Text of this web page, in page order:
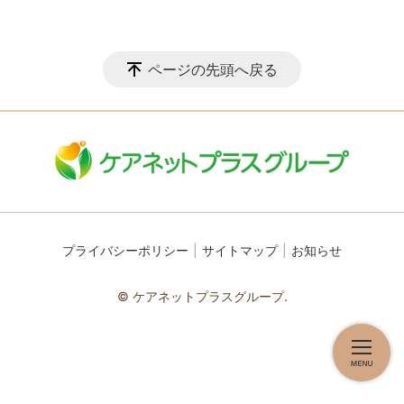
ページの先頭へ戻る
プライバシーポリシー サイトマップ お知らせ
© ケアネットプラスグループ.